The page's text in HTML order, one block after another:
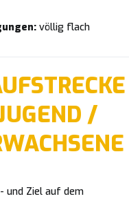
völlig flach
/
und Ziel auf dem